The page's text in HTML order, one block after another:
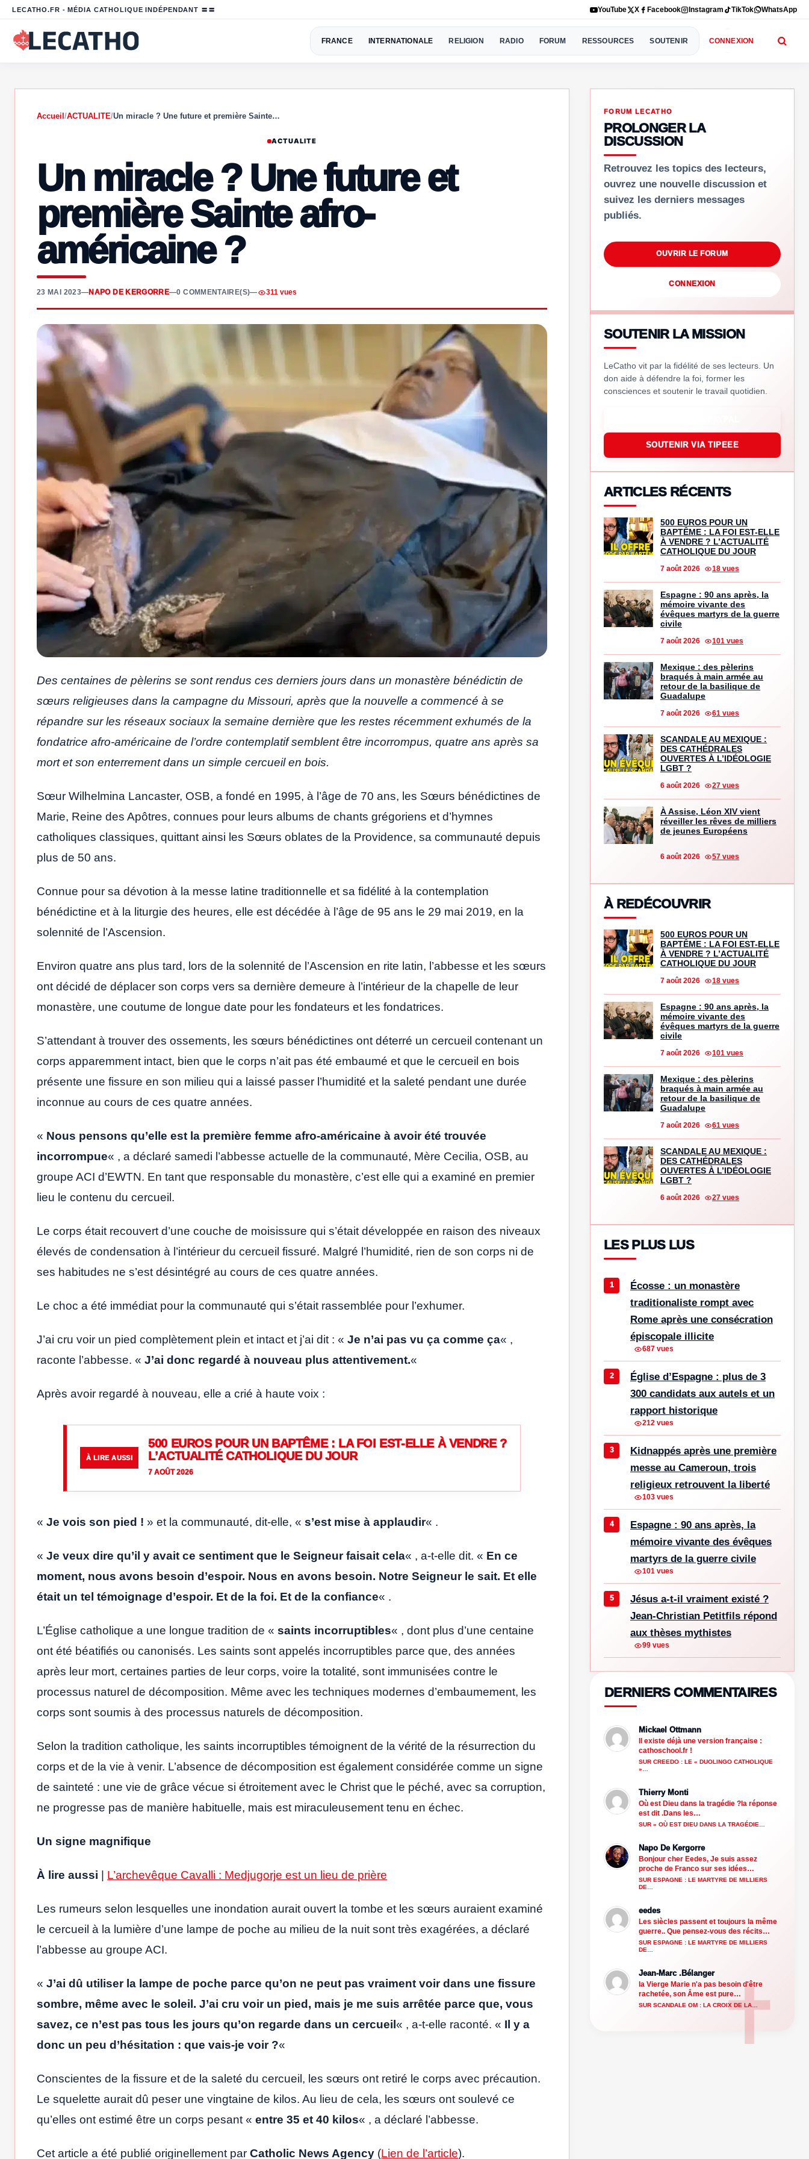
LECATHO.FR - MÉDIA CATHOLIQUE INDÉPENDANT 〓〓 YouTube X Facebook Instagram TikTok WhatsApp
FRANCE INTERNATIONALE RELIGION RADIO FORUM RESSOURCES SOUTENIR CONNEXION
Accueil /ACTUALITE/Un miracle ? Une future et première Sainte…
ACTUALITE
Un miracle ? Une future et
première Sainte afro-
américaine ?
23 MAI 2023—NAPO DE KERGORRE—0 COMMENTAIRE(S)— 311 vues
Des centaines de pèlerins se sont rendus ces derniers jours dans un monastère bénédictin de
sœurs religieuses dans la campagne du Missouri, après que la nouvelle a commencé à se
répandre sur les réseaux sociaux la semaine dernière que les restes récemment exhumés de la
fondatrice afro-américaine de l’ordre contemplatif semblent être incorrompus, quatre ans après sa
mort et son enterrement dans un simple cercueil en bois.
Sœur Wilhelmina Lancaster, OSB, a fondé en 1995, à l’âge de 70 ans, les Sœurs bénédictines de
Marie, Reine des Apôtres, connues pour leurs albums de chants grégoriens et d’hymnes
catholiques classiques, quittant ainsi les Sœurs oblates de la Providence, sa communauté depuis
plus de 50 ans.
Connue pour sa dévotion à la messe latine traditionnelle et sa fidélité à la contemplation
bénédictine et à la liturgie des heures, elle est décédée à l’âge de 95 ans le 29 mai 2019, en la
solennité de l’Ascension.
Environ quatre ans plus tard, lors de la solennité de l’Ascension en rite latin, l’abbesse et les sœurs
ont décidé de déplacer son corps vers sa dernière demeure à l’intérieur de la chapelle de leur
monastère, une coutume de longue date pour les fondateurs et les fondatrices.
S’attendant à trouver des ossements, les sœurs bénédictines ont déterré un cercueil contenant un
corps apparemment intact, bien que le corps n’ait pas été embaumé et que le cercueil en bois
présente une fissure en son milieu qui a laissé passer l’humidité et la saleté pendant une durée
inconnue au cours de ces quatre années.
« Nous pensons qu’elle est la première femme afro-américaine à avoir été trouvée
incorrompue« , a déclaré samedi l’abbesse actuelle de la communauté, Mère Cecilia, OSB, au
groupe ACI d’EWTN. En tant que responsable du monastère, c’est elle qui a examiné en premier
lieu le contenu du cercueil.
Le corps était recouvert d’une couche de moisissure qui s’était développée en raison des niveaux
élevés de condensation à l’intérieur du cercueil fissuré. Malgré l’humidité, rien de son corps ni de
ses habitudes ne s’est désintégré au cours de ces quatre années.
Le choc a été immédiat pour la communauté qui s’était rassemblée pour l’exhumer.
J’ai cru voir un pied complètement plein et intact et j’ai dit : « Je n’ai pas vu ça comme ça« ,
raconte l’abbesse. « J’ai donc regardé à nouveau plus attentivement.«
Après avoir regardé à nouveau, elle a crié à haute voix :
À LIRE AUSSI
500 EUROS POUR UN BAPTÊME : LA FOI EST-ELLE À VENDRE ?
L’ACTUALITÉ CATHOLIQUE DU JOUR
7 AOÛT 2026
« Je vois son pied ! » et la communauté, dit-elle, « s’est mise à applaudir« .
« Je veux dire qu’il y avait ce sentiment que le Seigneur faisait cela« , a-t-elle dit. « En ce
moment, nous avons besoin d’espoir. Nous en avons besoin. Notre Seigneur le sait. Et elle
était un tel témoignage d’espoir. Et de la foi. Et de la confiance« .
L’Église catholique a une longue tradition de « saints incorruptibles« , dont plus d’une centaine
ont été béatifiés ou canonisés. Les saints sont appelés incorruptibles parce que, des années
après leur mort, certaines parties de leur corps, voire la totalité, sont immunisées contre le
processus naturel de décomposition. Même avec les techniques modernes d’embaumement, les
corps sont soumis à des processus naturels de décomposition.
Selon la tradition catholique, les saints incorruptibles témoignent de la vérité de la résurrection du
corps et de la vie à venir. L’absence de décomposition est également considérée comme un signe
de sainteté : une vie de grâce vécue si étroitement avec le Christ que le péché, avec sa corruption,
ne progresse pas de manière habituelle, mais est miraculeusement tenu en échec.
Un signe magnifique
À lire aussi | L’archevêque Cavalli : Medjugorje est un lieu de prière
Les rumeurs selon lesquelles une inondation aurait ouvert la tombe et les sœurs auraient examiné
le cercueil à la lumière d’une lampe de poche au milieu de la nuit sont très exagérées, a déclaré
l’abbesse au groupe ACI.
« J’ai dû utiliser la lampe de poche parce qu’on ne peut pas vraiment voir dans une fissure
sombre, même avec le soleil. J’ai cru voir un pied, mais je me suis arrêtée parce que, vous
savez, ce n’est pas tous les jours qu’on regarde dans un cercueil« , a-t-elle raconté. « Il y a
donc un peu d’hésitation : que vais-je voir ?«
Conscientes de la fissure et de la saleté du cercueil, les sœurs ont retiré le corps avec précaution.
Le squelette aurait dû peser une vingtaine de kilos. Au lieu de cela, les sœurs ont soulevé ce
qu’elles ont estimé être un corps pesant « entre 35 et 40 kilos« , a déclaré l’abbesse.
Cet article a été publié originellement par Catholic News Agency (Lien de l’article).
FORUM LECATHO
PROLONGER LA
DISCUSSION
Retrouvez les topics des lecteurs,
ouvrez une nouvelle discussion et
suivez les derniers messages
publiés.
OUVRIR LE FORUM
CONNEXION
SOUTENIR LA MISSION
LeCatho vit par la fidélité de ses lecteurs. Un
don aide à défendre la foi, former les
consciences et soutenir le travail quotidien.
SOUTENIR VIA TIPEEE
ARTICLES RÉCENTS
500 EUROS POUR UN
BAPTÊME : LA FOI EST-ELLE
À VENDRE ? L’ACTUALITÉ
CATHOLIQUE DU JOUR
7 août 2026 18 vues
Espagne : 90 ans après, la
mémoire vivante des
évêques martyrs de la guerre
civile
7 août 2026 101 vues
Mexique : des pèlerins
braqués à main armée au
retour de la basilique de
Guadalupe
7 août 2026 61 vues
SCANDALE AU MEXIQUE :
DES CATHÉDRALES
OUVERTES À L’IDÉOLOGIE
LGBT ?
6 août 2026 27 vues
À Assise, Léon XIV vient
réveiller les rêves de milliers
de jeunes Européens
6 août 2026 57 vues
À REDÉCOUVRIR
500 EUROS POUR UN
BAPTÊME : LA FOI EST-ELLE
À VENDRE ? L’ACTUALITÉ
CATHOLIQUE DU JOUR
7 août 2026 18 vues
Espagne : 90 ans après, la
mémoire vivante des
évêques martyrs de la guerre
civile
7 août 2026 101 vues
Mexique : des pèlerins
braqués à main armée au
retour de la basilique de
Guadalupe
7 août 2026 61 vues
SCANDALE AU MEXIQUE :
DES CATHÉDRALES
OUVERTES À L’IDÉOLOGIE
LGBT ?
6 août 2026 27 vues
LES PLUS LUS
Écosse : un monastère
traditionaliste rompt avec
Rome après une consécration
épiscopale illicite
687 vues
Église d’Espagne : plus de 3
300 candidats aux autels et un
rapport historique
212 vues
Kidnappés après une première
messe au Cameroun, trois
religieux retrouvent la liberté
103 vues
Espagne : 90 ans après, la
mémoire vivante des évêques
martyrs de la guerre civile
101 vues
Jésus a-t-il vraiment existé ?
Jean-Christian Petitfils répond
aux thèses mythistes
99 vues
DERNIERS COMMENTAIRES
Mickael Ottmann
Il existe déjà une version française :
cathoschool.fr !
SUR CREEDO : LE « DUOLINGO CATHOLIQUE
»…
Thierry Monti
Où est Dieu dans la tragédie ?la réponse
est dit .Dans les…
SUR « OÙ EST DIEU DANS LA TRAGÉDIE…
Napo De Kergorre
Bonjour cher Eedes, Je suis assez
proche de Franco sur ses idées…
SUR ESPAGNE : LE MARTYRE DE MILLIERS
DE…
eedes
Les siècles passent et toujours la même
guerre.. Que pensez-vous des récits…
SUR ESPAGNE : LE MARTYRE DE MILLIERS
DE…
Jean-Marc .Bélanger
la Vierge Marie n'a pas besoin d'être
rachetée, son Âme est pure…
SUR SCANDALE OM : LA CROIX DE LA…